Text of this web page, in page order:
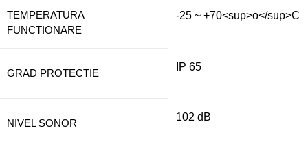
TEMPERATURA
FUNCTIONARE
-25 ~ +70<sup>o</sup>C
GRAD PROTECTIE
IP 65
NIVEL SONOR
102 dB